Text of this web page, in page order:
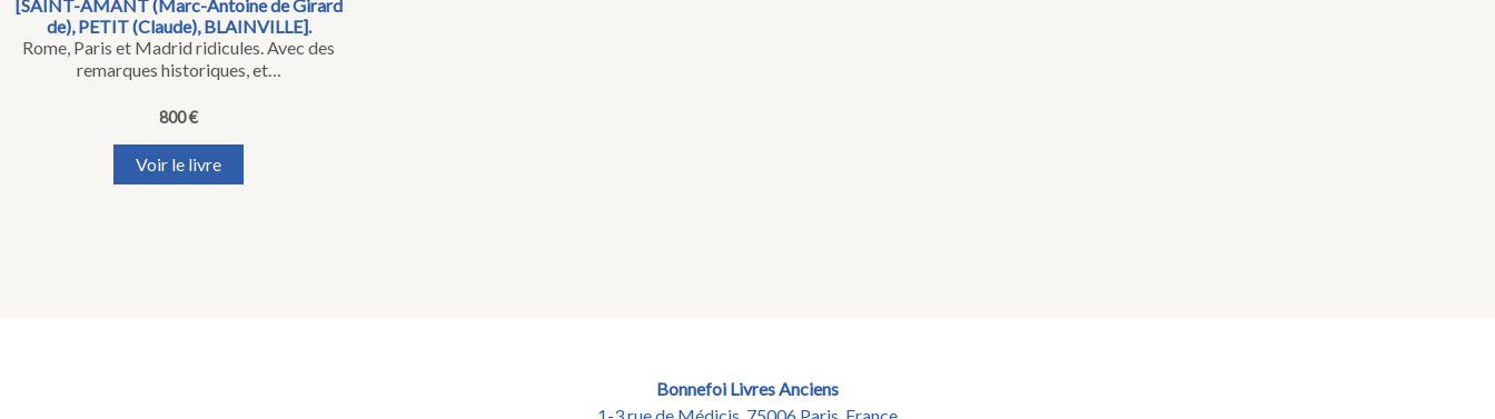
[SAINT-AMANT (Marc-Antoine de Girard
de), PETIT (Claude), BLAINVILLE].
Rome, Paris et Madrid ridicules. Avec des
remarques historiques, et…
800€
Voir le livre
Bonnefoi Livres Anciens